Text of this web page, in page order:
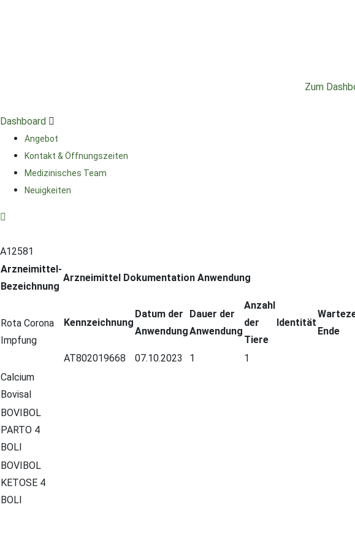
Zum
Dashboard
Angebot
Kontakt & Öffnungszeiten
Medizinisches Team
Neuigkeiten
A12581
Arzneimittel-
Bezeichnung
Arzneimittel Dokumentation Anwendung
Rota Corona
Impfung
Kennzeichnung
Datum der
Anwendung
Dauer der
Anwendung
Anzahl
der
Tiere
Identität
Ende
AT802019668 07.10.2023 1 1
Calcium
Bovisal
BOVIBOL
PARTO 4
BOLI
BOVIBOL
KETOSE 4
BOLI